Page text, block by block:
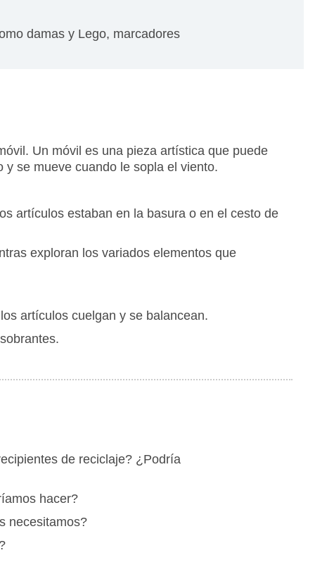
damas y Lego, marcadores
Un móvil es una pieza artística que puede
se mueve cuando le sopla el viento.
artículos estaban en la basura o en el cesto de
exploran los variados elementos que
artículos cuelgan y se balancean.
de reciclaje? ¿Podría
hacer?
necesitamos?